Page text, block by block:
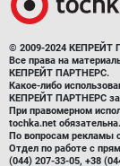
© 2009-2024 КЕПРЕЙТ
Все права на
КЕПРЕЙТ ПАРТНЕРС.
Какое-либо
КЕПРЕЙТ ПАРТНЕРС
При правомерном
tochka.net обязательна.
По вопросам рекламы
Отдел по работе с
(044) 207-33-05, +38